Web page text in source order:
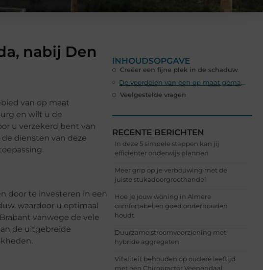
nabij Den
van op maat
en wilt u de
u verzekerd bent van
diensten van deze
door te investeren in een
waardoor u optimaal
vanwege de vele
de uitgebreide
INHOUDSOPGAVE
Creëer een fijne plek in de schaduw
De voordelen van een op maat gemaakt schaduwdoek
Veelgestelde vragen
RECENTE BERICHTEN
In deze 5 simpele stappen kan jij
efficiënter onderwijs plannen
Meer grip op je verbouwing met de
juiste stukadoorgroothandel
Hoe je jouw woning in Almere
comfortabel en goed onderhouden
houdt
Duurzame stroomvoorziening met
hybride aggregaten
Vitaliteit behouden op oudere leeftijd
met een Chiropractor Veenendaal